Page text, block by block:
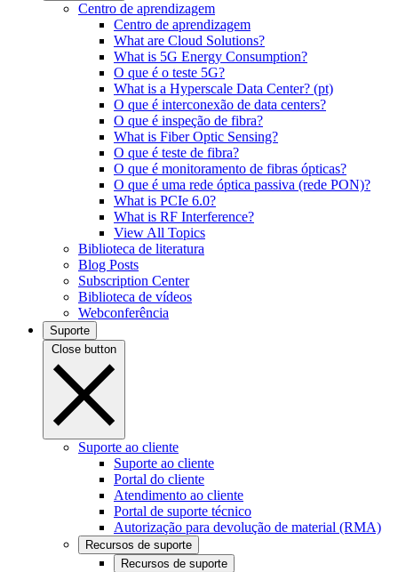
Centro de aprendizagem
Centro de aprendizagem
What are Cloud Solutions?
What is 5G Energy Consumption?
O que é o teste 5G?
What is a Hyperscale Data Center? (pt)
O que é interconexão de data centers?
O que é inspeção de fibra?
What is Fiber Optic Sensing?
O que é teste de fibra?
O que é monitoramento de fibras ópticas?
O que é uma rede óptica passiva (rede PON)?
What is PCIe 6.0?
What is RF Interference?
View All Topics
Biblioteca de literatura
Blog Posts
Subscription Center
Biblioteca de vídeos
Webconferência
Suporte
Close button
Suporte ao cliente
Suporte ao cliente
Portal do cliente
Atendimento ao cliente
Portal de suporte técnico
Autorização para devolução de material (RMA)
Recursos de suporte
Recursos de suporte